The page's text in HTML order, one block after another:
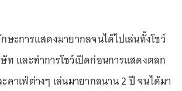
ษะการแสดงมายากลจนได้ไปเล่นทั้งโชว์
ท และทำการโชว์เปิดก่อนการแสดงตลก
คาเฟ่ต่างๆ เล่นมายากลนาน 2 ปี จนได้มา